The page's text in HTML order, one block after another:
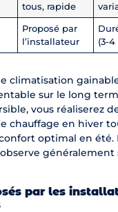
tous, rapide
Proposé par
l’installateur
(3-
climatisation
sur le long
vous réaliserez
chauffage en hiver
optimal en été.
par les